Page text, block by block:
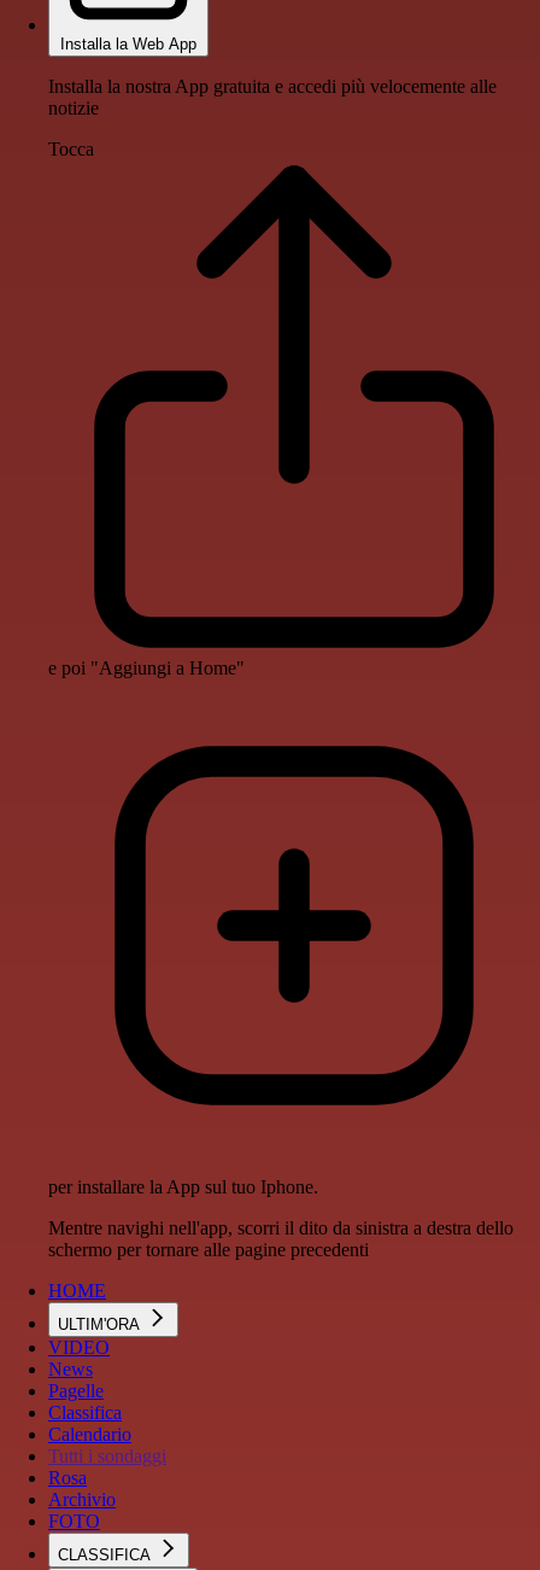
Installa la Web App
Installa la nostra App gratuita e accedi più velocemente alle
notizie
Tocca
e poi "Aggiungi a Home"
per installare la App sul tuo Iphone.
Mentre navighi nell'app, scorri il dito da sinistra a destra dello
schermo per tornare alle pagine precedenti
HOME
ULTIM'ORA
VIDEO
News
Pagelle
Classifica
Calendario
Tutti i sondaggi
Rosa
Archivio
FOTO
CLASSIFICA